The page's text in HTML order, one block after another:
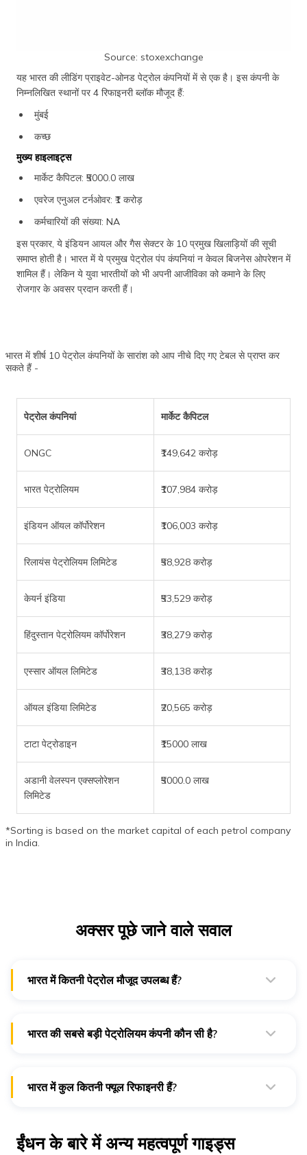
Source: stoxexchange
यह भारत की लीडिंग प्राइवेट-ओनड पेट्रोल कंपनियों में से एक है। इस कंपनी के
निम्नलिखित स्थानों पर 4 रिफाइनरी ब्लॉक मौजूद हैं:
मुंबई
कच्छ
मुख्य हाइलाइट्स
मार्केट कैपिटल: ₹5000.0 लाख
एवरेज एनुअल टर्नओवर: ₹1 करोड़
कर्मचारियों की संख्या: NA
इस प्रकार, ये इंडियन आयल और गैस सेक्टर के 10 प्रमुख खिलाड़ियों की सूची
समाप्त होती है। भारत में ये प्रमुख पेट्रोल पंप कंपनियां न केवल बिजनेस ओपरेशन में
शामिल हैं। लेकिन ये युवा भारतीयों को भी अपनी आजीविका को कमाने के लिए
रोजगार के अवसर प्रदान करती हैं।
भारत में शीर्ष 10 पेट्रोल कंपनियों के सारांश को आप नीचे दिए गए टेबल से प्राप्त कर
सकते हैं -
पेट्रोल कंपनियां मार्केट कैपिटल
ONGC ₹149,642 करोड़
भारत पेट्रोलियम ₹107,984 करोड़
इंडियन ऑयल कॉर्पोरेशन ₹106,003 करोड़
रिलायंस पेट्रोलियम लिमिटेड ₹58,928 करोड़
केयर्न इंडिया ₹53,529 करोड़
हिंदुस्तान पेट्रोलियम कॉर्पोरेशन ₹38,279 करोड़
एस्सार ऑयल लिमिटेड ₹38,138 करोड़
ऑयल इंडिया लिमिटेड ₹20,565 करोड़
टाटा पेट्रोडाइन ₹15000 लाख
अडानी वेलस्पन एक्सप्लोरेशन
लिमिटेड
₹5000.0 लाख
*Sorting is based on the market capital of each petrol company
in India.
अक्सर पूछे जाने वाले सवाल
भारत में कितनी पेट्रोल मौजूद उपलब्ध हैं?
भारत की सबसे बड़ी पेट्रोलियम कंपनी कौन सी है?
भारत में कुल कितनी फ्यूल रिफाइनरी हैं?
ईंधन के बारे में अन्य महत्वपूर्ण गाइड्स